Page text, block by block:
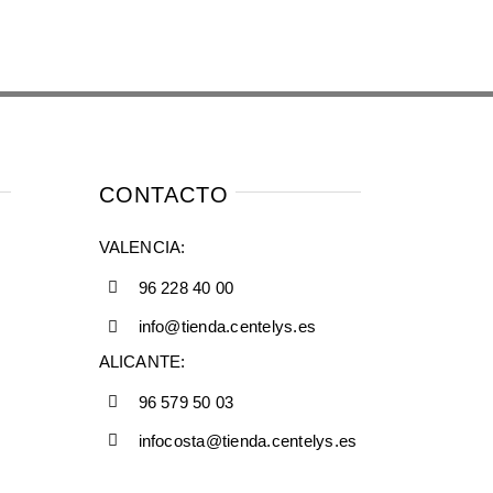
CONTACTO
VALENCIA:
96 228 40 00
info@tienda.centelys.es
ALICANTE:
96 579 50 03
infocosta@tienda.centelys.es